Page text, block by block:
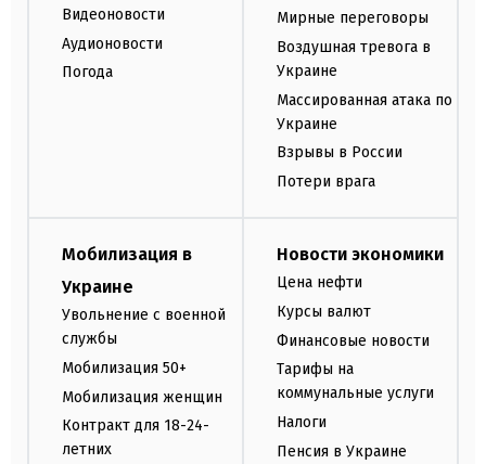
Видеоновости
Аудионовости
Погода
Мирные переговоры
Воздушная тревога в
Украине
Массированная атака по
Украине
Взрывы в России
Потери врага
Мобилизация в
Украине
Увольнение с военной
службы
Мобилизация 50+
Мобилизация женщин
Контракт для 18-24-
летних
Новости экономики
Цена нефти
Курсы валют
Финансовые новости
Тарифы на
коммунальные услуги
Налоги
Пенсия в Украине